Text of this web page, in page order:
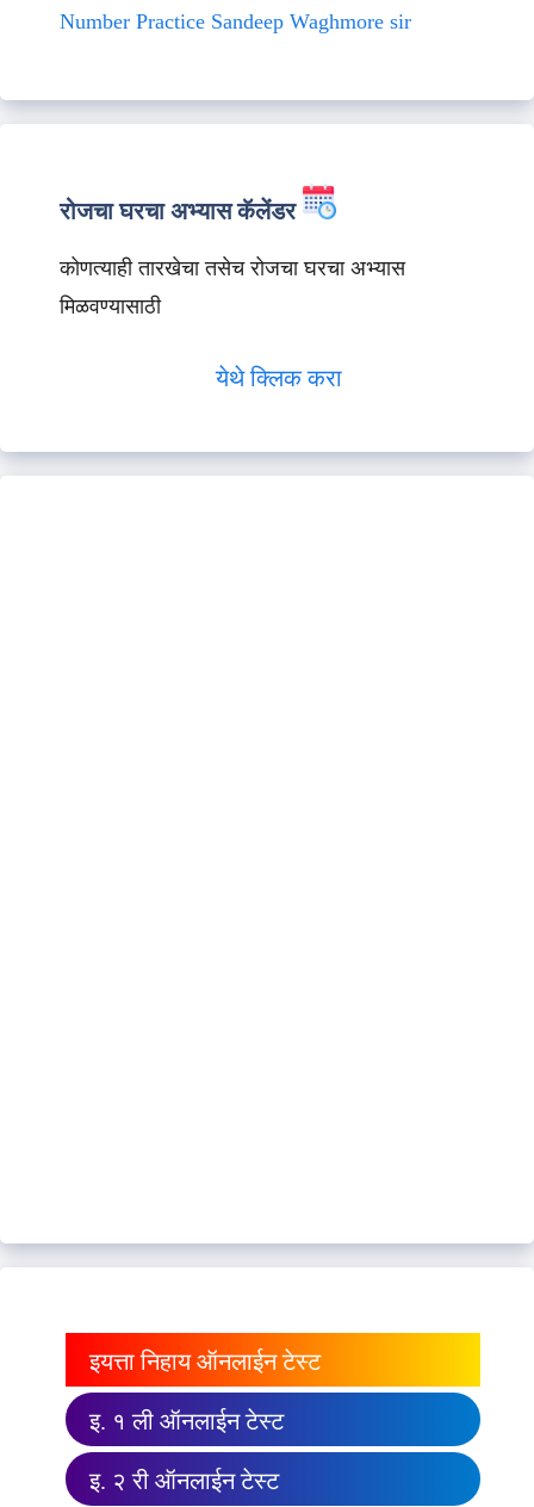
Number Practice Sandeep Waghmore sir
रोजचा घरचा अभ्यास कॅलेंडर
कोणत्याही तारखेचा तसेच रोजचा घरचा अभ्यास
मिळवण्यासाठी
येथे क्लिक करा
इयत्ता निहाय ऑनलाईन टेस्ट
इ. १ ली ऑनलाईन टेस्ट
इ. २ री ऑनलाईन टेस्ट